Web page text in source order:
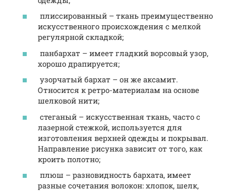
плиссированный – ткань преимущественно
искусственного происхождения с мелкой
регулярной складкой;
панбархат – имеет гладкий ворсовый узор,
хорошо драпируется;
узорчатый бархат – он же аксамит.
Относится к ретро-материалам на основе
шелковой нити;
стеганый – искусственная ткань, часто с
лазерной стежкой, используется для
изготовления верхней одежды и покрывал.
Направление рисунка зависит от того, как
кроить полотно;
плюш – разновидность бархата, имеет
разные сочетания волокон: хлопок, шелк,